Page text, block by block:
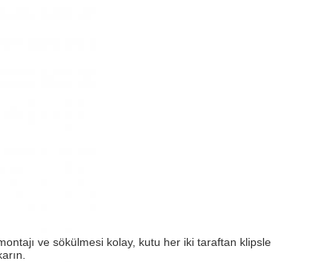
ve sökülmesi kolay, kutu her iki taraftan klipsle